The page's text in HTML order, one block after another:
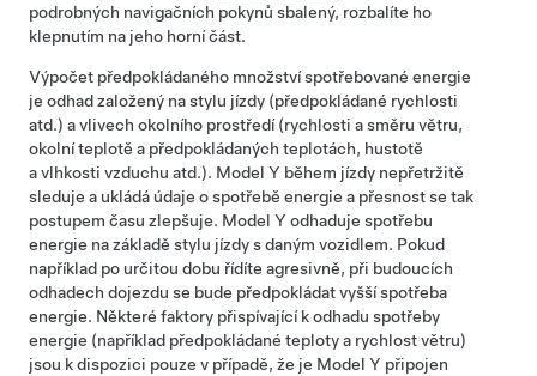
podrobných navigačních pokynů sbalený, rozbalíte ho
klepnutím na jeho horní část.
Výpočet předpokládaného množství spotřebované energie
je odhad založený na stylu jízdy (předpokládané rychlosti
atd.) a vlivech okolního prostředí (rychlosti a směru větru,
okolní teplotě a předpokládaných teplotách, hustotě
a vlhkosti vzduchu atd.). Model Y během jízdy nepřetržitě
sleduje a ukládá údaje o spotřebě energie a přesnost se tak
postupem času zlepšuje. Model Y odhaduje spotřebu
energie na základě stylu jízdy s daným vozidlem. Pokud
například po určitou dobu řídíte agresivně, při budoucích
odhadech dojezdu se bude předpokládat vyšší spotřeba
energie. Některé faktory přispívající k odhadu spotřeby
energie (například předpokládané teploty a rychlost větru)
jsou k dispozici pouze v případě, že je Model Y připojen